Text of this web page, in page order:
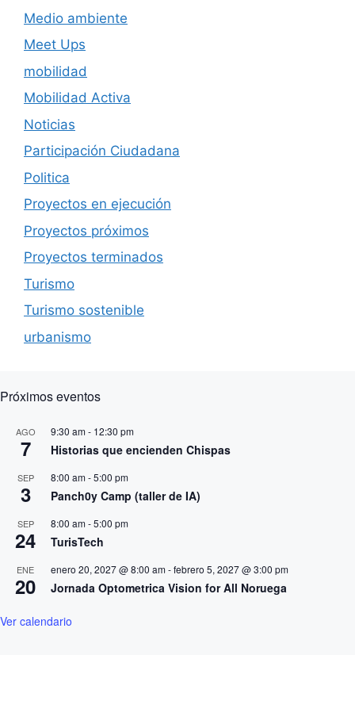
Medio ambiente
Meet Ups
mobilidad
Mobilidad Activa
Noticias
Participación Ciudadana
Politica
Proyectos en ejecución
Proyectos próximos
Proyectos terminados
Turismo
Turismo sostenible
urbanismo
Próximos eventos
AGO
7
9:30 am- 12:30 pm
Historias que encienden Chispas
SEP
3
8:00 am-5:00 pm
Panch0y Camp (taller de IA)
SEP
24
8:00 am-5:00 pm
TurisTech
ENE
20
enero 20, 2027 @ 8:00 am-febrero 5, 2027 @ 3:00 pm
Jornada Optometrica Vision for All Noruega
Ver calendario